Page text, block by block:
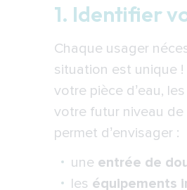
1. Identifier
Chaque usager
situation est unique
votre pièce d’eau,
votre futur niveau de
permet d’envisager :
une entrée de
les équipements